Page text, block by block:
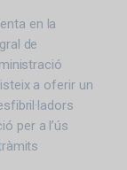
en la
de
a oferir un
per a l’ús